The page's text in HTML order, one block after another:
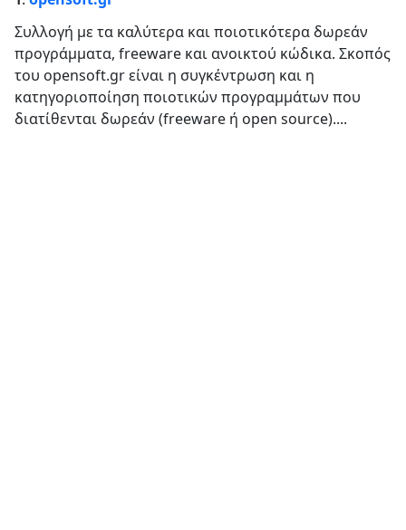
Συλλογή με τα καλύτερα και ποιοτικότερα δωρεάν
προγράμματα, freeware και ανοικτού κώδικα. Σκοπός
του opensoft.gr είναι η συγκέντρωση και η
κατηγοριοποίηση ποιοτικών προγραμμάτων που
διατίθενται δωρεάν (freeware ή open source)....